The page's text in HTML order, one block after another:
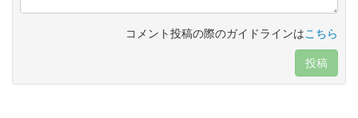
コメント投稿の際のガイドラインはこちら
投稿